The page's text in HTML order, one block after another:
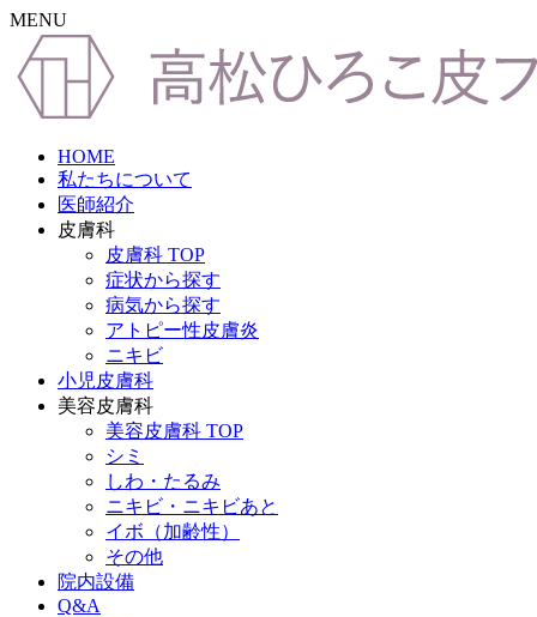
MENU
HOME
私たちについて
医師紹介
皮膚科
皮膚科 TOP
症状から探す
病気から探す
アトピー性皮膚炎
ニキビ
小児皮膚科
美容皮膚科
美容皮膚科 TOP
シミ
しわ・たるみ
ニキビ・ニキビあと
イボ（加齢性）
その他
院内設備
Q&A